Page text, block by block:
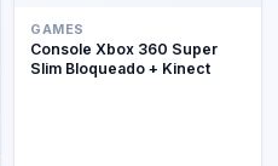
GAMES
Console Xbox 360 Super
Slim Bloqueado + Kinect